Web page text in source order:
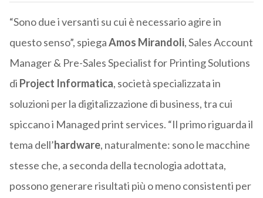
“Sono due i versanti su cui è necessario agire in
questo senso”, spiegaAmos Mirandoli, Sales Account
Manager & Pre-Sales Specialist for Printing Solutions
di Project Informatica, società specializzata in
soluzioni per la digitalizzazione di business, tra cui
spiccano i Managed print services. “Il primo riguarda il
tema dell’hardware, naturalmente: sono le macchine
stesse che, a seconda della tecnologia adottata,
possono generare risultati più o meno consistenti per